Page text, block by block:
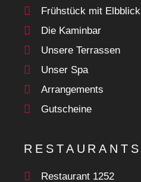
Frühstück mit Elbblick
Die Kaminbar
Unsere Terrassen
Unser Spa
Arrangements
Gutscheine
RESTAURANTS
Restaurant 1252